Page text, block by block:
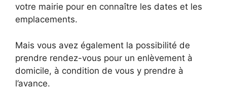
votre mairie pour en connaître les dates et les
emplacements.
Mais vous avez également la possibilité de
prendre rendez-vous pour un enlèvement à
domicile, à condition de vous y prendre à
l’avance.